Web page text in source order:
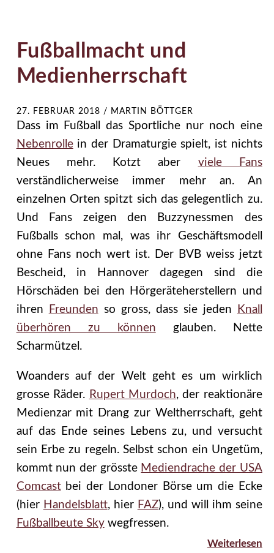
Fußballmacht und
Medienherrschaft
27. FEBRUAR 2018 / MARTIN BÖTTGER
Dass im Fußball das Sportliche nur noch eine
Nebenrollein der Dramaturgie spielt, ist nichts
Neues mehr. Kotzt aber viele Fans
verständlicherweise immer mehr an. An
einzelnen Orten spitzt sich das gelegentlich zu.
Und Fans zeigen den Buzzynessmen des
Fußballs schon mal, was ihr Geschäftsmodell
ohne Fans noch wert ist. Der BVB weiss jetzt
Bescheid, in Hannover dagegen sind die
Hörschäden bei den Hörgeräteherstellern und
ihren
Freunden so gross, dass sie jeden
Knall
überhören zu können glauben. Nette
Scharmützel.
Woanders auf der Welt geht es um wirklich
grosse Räder. Rupert Murdoch, der reaktionäre
Medienzar mit Drang zur Weltherrschaft, geht
auf das Ende seines Lebens zu, und versucht
sein Erbe zu regeln. Selbst schon ein Ungetüm,
kommt nun der grösste Mediendrache der USA
Comcastbei der Londoner Börse um die Ecke
(hier Handelsblatt, hier FAZ), und will ihm seine
Fußballbeute Skywegfressen.
Weiterlesen